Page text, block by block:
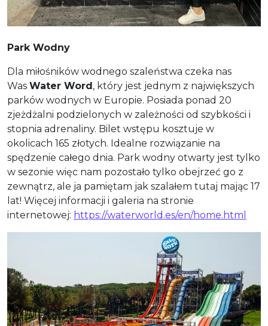
Park Wodny
Dla miłośników wodnego szaleństwa czeka nas
Was Water Word, który jest jednym z największych
parków wodnych w Europie. Posiada ponad 20
zjeżdżalni podzielonych w zależności od szybkości i
stopnia adrenaliny. Bilet wstępu kosztuje w
okolicach 165 złotych. Idealne rozwiązanie na
spędzenie całego dnia. Park wodny otwarty jest tylko
w sezonie więc nam pozostało tylko obejrzeć go z
zewnątrz, ale ja pamiętam jak szalałem tutaj mając 17
lat! Więcej informacji i galeria na stronie
internetowej: https://waterworld.es/en/home.html